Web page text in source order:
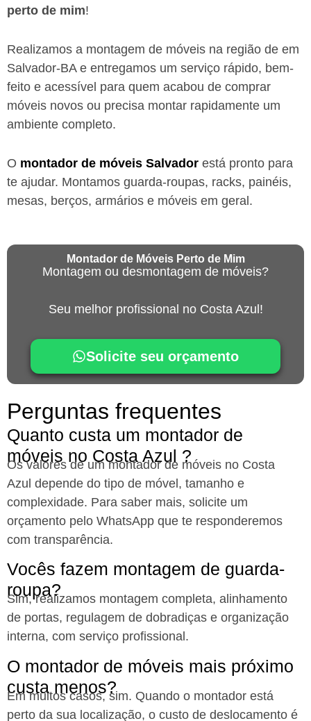
perto de mim!
Realizamos a montagem de móveis na região de em
Salvador-BA e entregamos um serviço rápido, bem-
feito e acessível para quem acabou de comprar
móveis novos ou precisa montar rapidamente um
ambiente completo.
O montador de móveis Salvador está pronto para
te ajudar. Montamos guarda-roupas, racks, painéis,
mesas, berços, armários e móveis em geral.
Montador de Móveis Perto de Mim
Montagem ou desmontagem de móveis?
Seu melhor profissional no Costa Azul!
Solicite seu orçamento
Perguntas frequentes
Quanto custa um montador de
móveis no Costa Azul ?
Os valores de um montador de móveis no Costa
Azul depende do tipo de móvel, tamanho e
complexidade. Para saber mais, solicite um
orçamento pelo WhatsApp que te responderemos
com transparência.
Vocês fazem montagem de guarda-
roupa?
Sim, realizamos montagem completa, alinhamento
de portas, regulagem de dobradiças e organização
interna, com serviço profissional.
O montador de móveis mais próximo
custa menos?
Em muitos casos, sim. Quando o montador está
perto da sua localização, o custo de deslocamento é